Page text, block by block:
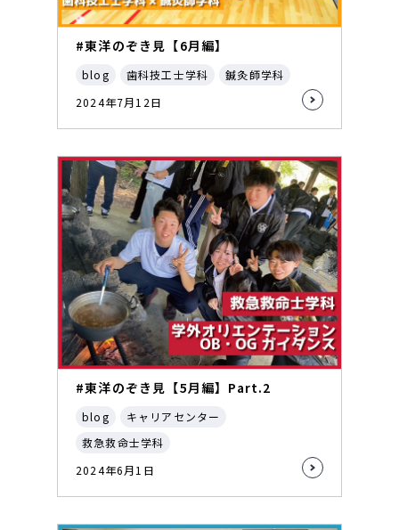
#東洋のぞき見【6月編】
blog 歯科技工士学科
鍼灸師学科
2024年7月12日
#東洋のぞき見【5月編】Part.2
blog
キャリアセンター
救急救命士学科
2024年6月1日